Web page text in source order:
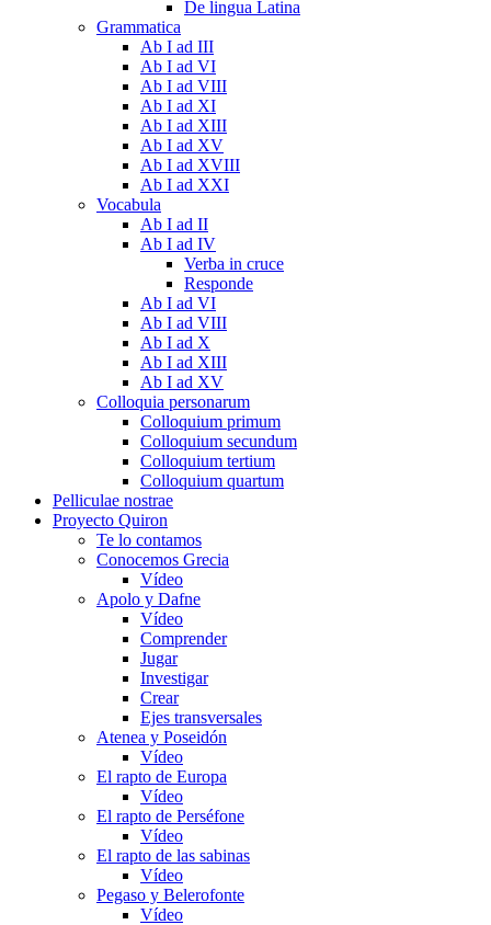
De lingua Latina
Grammatica
Ab I ad III
Ab I ad VI
Ab I ad VIII
Ab I ad XI
Ab I ad XIII
Ab I ad XV
Ab I ad XVIII
Ab I ad XXI
Vocabula
Ab I ad II
Ab I ad IV
Verba in cruce
Responde
Ab I ad VI
Ab I ad VIII
Ab I ad X
Ab I ad XIII
Ab I ad XV
Colloquia personarum
Colloquium primum
Colloquium secundum
Colloquium tertium
Colloquium quartum
Pelliculae nostrae
Proyecto Quiron
Te lo contamos
Conocemos Grecia
Vídeo
Apolo y Dafne
Vídeo
Comprender
Jugar
Investigar
Crear
Ejes transversales
Atenea y Poseidón
Vídeo
El rapto de Europa
Vídeo
El rapto de Perséfone
Vídeo
El rapto de las sabinas
Vídeo
Pegaso y Belerofonte
Vídeo